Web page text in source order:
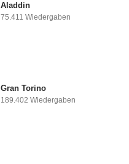
Aladdin
75.411 Wiedergaben
Gran Torino
189.402 Wiedergaben